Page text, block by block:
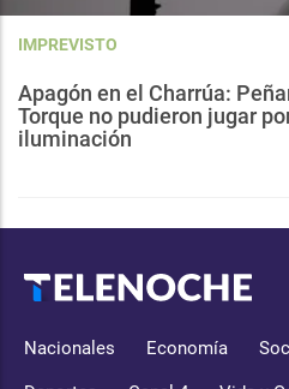
IMPREVISTO
Apagón en el Charrúa:
Torque no pudieron jugar
iluminación
Nacionales Economía